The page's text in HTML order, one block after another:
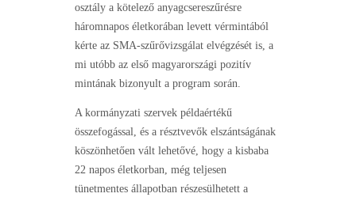
osztály a kötelező anyagcsereszűrésre
háromnapos életkorában levett vérmintából
kérte az SMA-szűrővizsgálat elvégzését is, a
mi utóbb az első magyarországi pozitív
mintának bizonyult a program során.
A kormányzati szervek példaértékű
összefogással, és a résztvevők elszántságának
köszönhetően vált lehetővé, hogy a kisbaba
22 napos életkorban, még teljesen
tünetmentes állapotban részesülhetett a